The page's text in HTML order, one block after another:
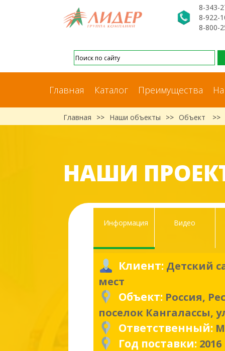
8-343-
8-922-
8-800-
Главная Каталог Преимущества
Главная >> Наши объекты >> Объект >>
НАШИ
Информация Видео
Клиент: Детский
мест
Объект: Россия,
поселок Кангалассы,
Ответственный:
Год поставки: 2016